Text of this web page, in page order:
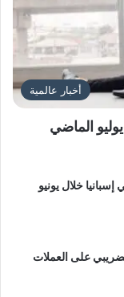
أخبار عالمية
الماضي
إسبانيا خلال يونيو
على العملات